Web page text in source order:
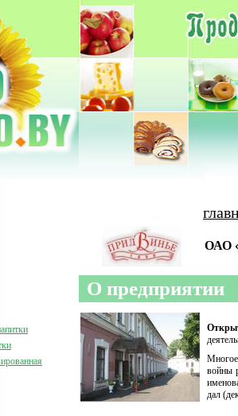
ОАО
О предприятии
Многое
войны
дал